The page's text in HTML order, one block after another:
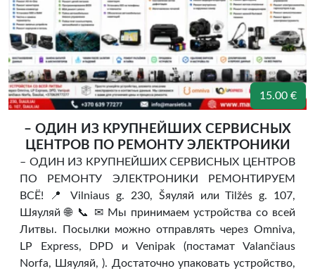
15.00 €
– ОДИН ИЗ КРУПНЕЙШИХ СЕРВИСНЫХ
ЦЕНТРОВ ПО РЕМОНТУ ЭЛЕКТРОНИКИ
– ОДИН ИЗ КРУПНЕЙШИХ СЕРВИСНЫХ ЦЕНТРОВ
ПО РЕМОНТУ ЭЛЕКТРОНИКИ РЕМОНТИРУЕМ
ВСЁ! 📍 Vilniaus g. 230, Šяуляй или Tilžės g. 107,
Шяуляй 🌐 📞 ✉ Мы принимаем устройства со всей
Литвы. Посылки можно отправлять через Omniva,
LP Express, DPD и Venipak (постамат Valančiaus
Norfa, Шяуляй, ). Достаточно упаковать устройство,